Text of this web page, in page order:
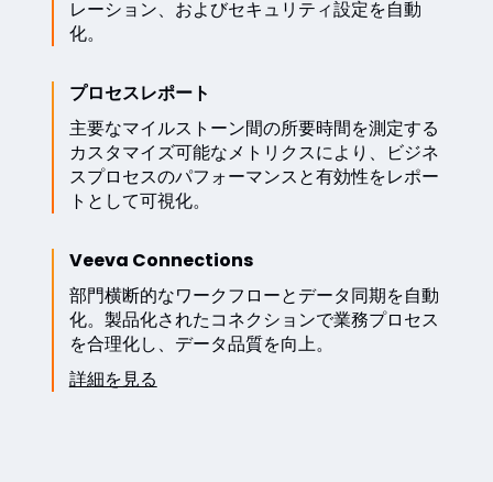
レーション、およびセキュリティ設定を自動
化。
プロセスレポート
主要なマイルストーン間の所要時間を測定する
カスタマイズ可能なメトリクスにより、ビジネ
スプロセスのパフォーマンスと有効性をレポー
トとして可視化。
Veeva Connections
部門横断的なワークフローとデータ同期を自動
化。製品化されたコネクションで業務プロセス
を合理化し、データ品質を向上。
詳細を見る